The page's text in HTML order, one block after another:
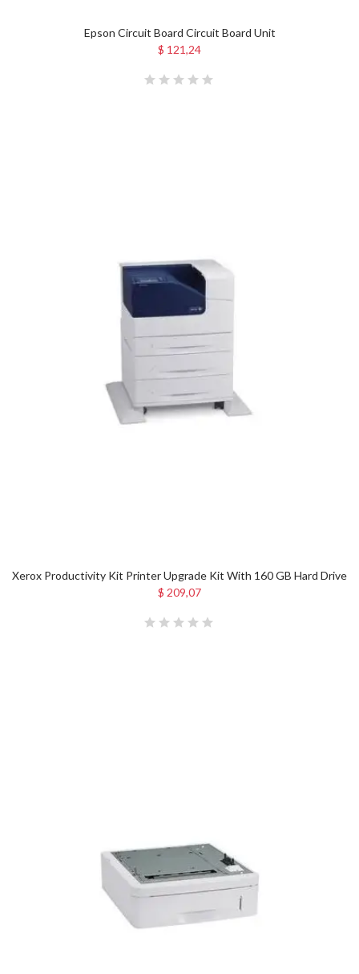
Epson Circuit Board Circuit Board Unit
$ 121,24
Xerox Productivity Kit Printer Upgrade Kit With 160 GB Hard Drive
$ 209,07